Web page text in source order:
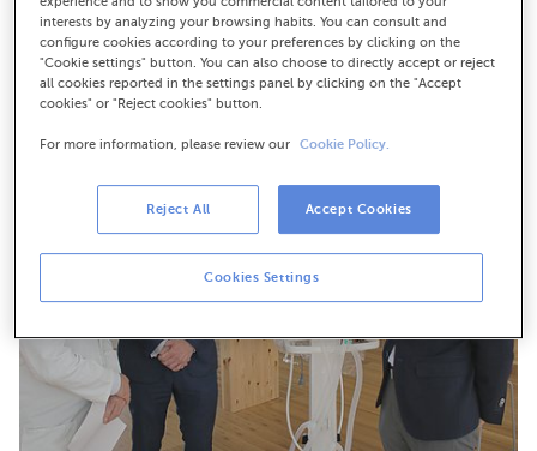
de los equipos donados por la entidad a la gestión de la
pandemia en el hospital
interests by analyzing your browsing habits. You can consult and
configure cookies according to your preferences by clicking on the
"Cookie settings" button. You can also choose to directly accept or reject
all cookies reported in the settings panel by clicking on the "Accept
cookies" or "Reject cookies" button.
For more information, please review our Cookie Policy.
Cookies Settings
Reject All Accept Cookies